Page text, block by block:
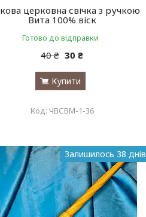
церковна свічка з ручкою
Вита 100% віск
Готово до відправки
40 ₴ 30 ₴
Купити
ЧВСВМ-1-36
Залишилось 38 днів